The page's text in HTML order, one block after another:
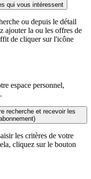
qui vous intéressent
ou depuis le détail
ajouter la ou les offres de
de cliquer sur l'icône
espace personnel,
recherche et recevoir les
les critères de votre
cliquez sur le bouton